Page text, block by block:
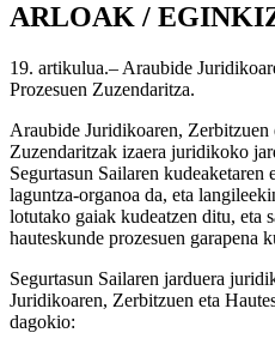
ARLOAK /
19. artikulua.– Araubide
Prozesuen Zuzendaritza.
Araubide Juridikoaren, Zerbitzuen
Zuzendaritzak izaera juridikoko
Segurtasun Sailaren kudeaketaren
laguntza-organoa da, eta
lotutako gaiak kudeatzen ditu, eta
hauteskunde prozesuen garapena
Segurtasun Sailaren jarduera
Juridikoaren, Zerbitzuen eta
dagokio: